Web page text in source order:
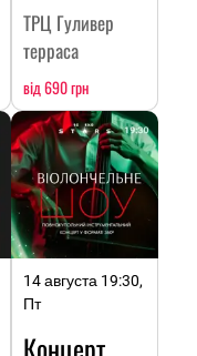
ТРЦ Гуливер
терраса
від 690 грн
14 августа 19:30,
Пт
Концерт